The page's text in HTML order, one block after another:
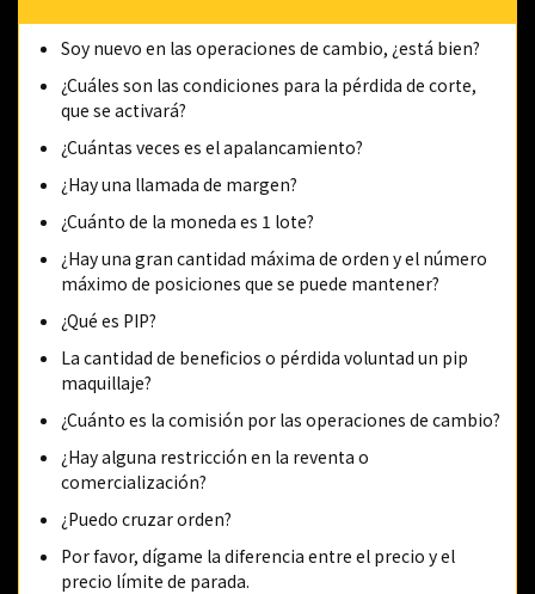
Soy nuevo en las operaciones de cambio, ¿está bien?
¿Cuáles son las condiciones para la pérdida de corte,
que se activará?
¿Cuántas veces es el apalancamiento?
¿Hay una llamada de margen?
¿Cuánto de la moneda es 1 lote?
¿Hay una gran cantidad máxima de orden y el número
máximo de posiciones que se puede mantener?
¿Qué es PIP?
La cantidad de beneficios o pérdida voluntad un pip
maquillaje?
¿Cuánto es la comisión por las operaciones de cambio?
¿Hay alguna restricción en la reventa o
comercialización?
¿Puedo cruzar orden?
Por favor, dígame la diferencia entre el precio y el
precio límite de parada.